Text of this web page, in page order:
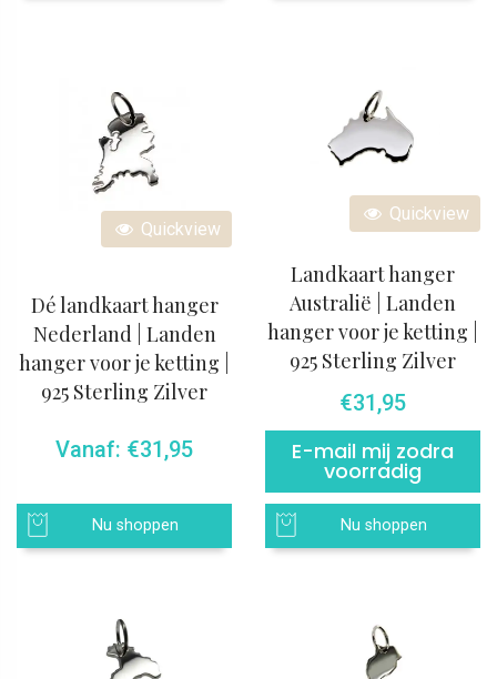
Quickview
Dé landkaart hanger
Nederland | Landen
hanger voor je ketting |
925 Sterling Zilver
Vanaf: €31,95
Nu shoppen
Quickview
Landkaart hanger
Australië | Landen
hanger voor je ketting |
925 Sterling Zilver
€31,95
E-mail mij zodra
voorradig
Nu shoppen